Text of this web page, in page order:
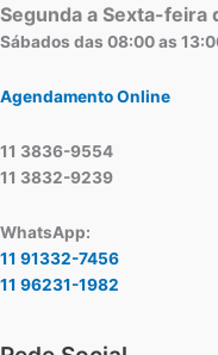
Segunda a Sexta-feira
Sábados das 08:00 as
Agendamento Online
11 3836-9554
11 3832-9239
WhatsApp:
11 91332-7456
11 96231-1982